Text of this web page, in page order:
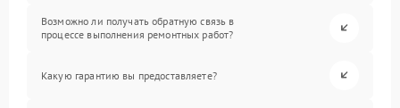
Возможно ли получать обратную связь в
процессе выполнения ремонтных работ?
Какую гарантию вы предоставляете?